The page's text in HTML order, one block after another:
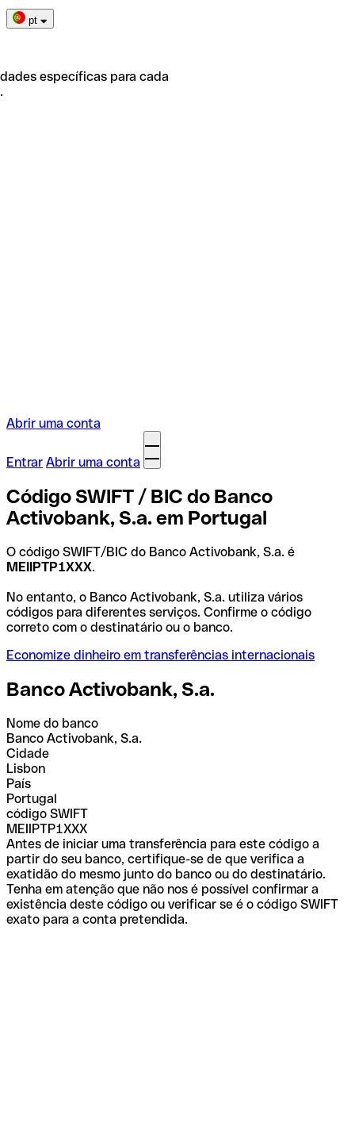
pt
específicas para cada
Abrir uma conta
Entrar Abrir uma conta
Código SWIFT / BIC do Banco
Activobank, S.a. em Portugal
O código SWIFT/BIC do Banco Activobank, S.a. é
MEIIPTP1XXX.
No entanto, o Banco Activobank, S.a. utiliza vários
códigos para diferentes serviços. Confirme o código
correto com o destinatário ou o banco.
Economize dinheiro em transferências internacionais
Banco Activobank, S.a.
Nome do banco
Banco Activobank, S.a.
Cidade
Lisbon
País
Portugal
código SWIFT
MEIIPTP1XXX
Antes de iniciar uma transferência para este código a
partir do seu banco, certifique-se de que verifica a
exatidão do mesmo junto do banco ou do destinatário.
Tenha em atenção que não nos é possível confirmar a
existência deste código ou verificar se é o código SWIFT
exato para a conta pretendida.